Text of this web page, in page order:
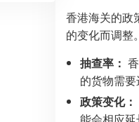
香港海关的政
的变化而调整。
抽查率：
的货物需
政策变化：